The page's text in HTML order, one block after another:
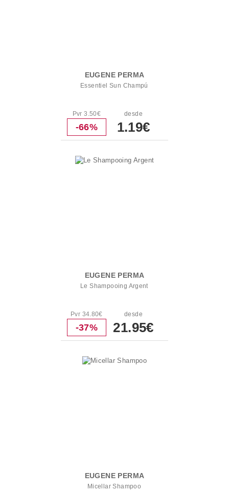
EUGENE PERMA
Essentiel Sun Champú
Pvr 3.50€
-66%
desde
1.19€
EUGENE PERMA
Le Shampooing Argent
Pvr 34.80€
-37%
desde
21.95€
EUGENE PERMA
Micellar Shampoo